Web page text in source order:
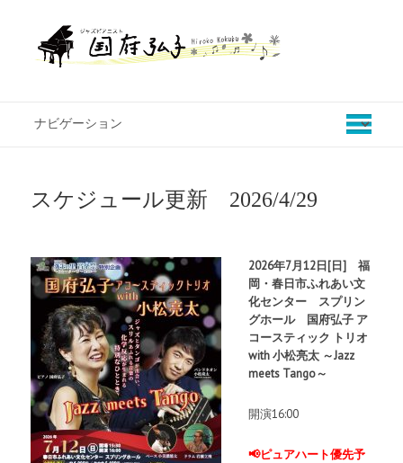
スケジュール更新 2026/4/29
2026年7月12日[日] 福
岡・春日市ふれあい文
化センター スプリン
グホール 国府弘子 ア
コースティック トリオ
with 小松亮太 ～Jazz
meets Tango～
開演16:00
📢ピュアハート優先予